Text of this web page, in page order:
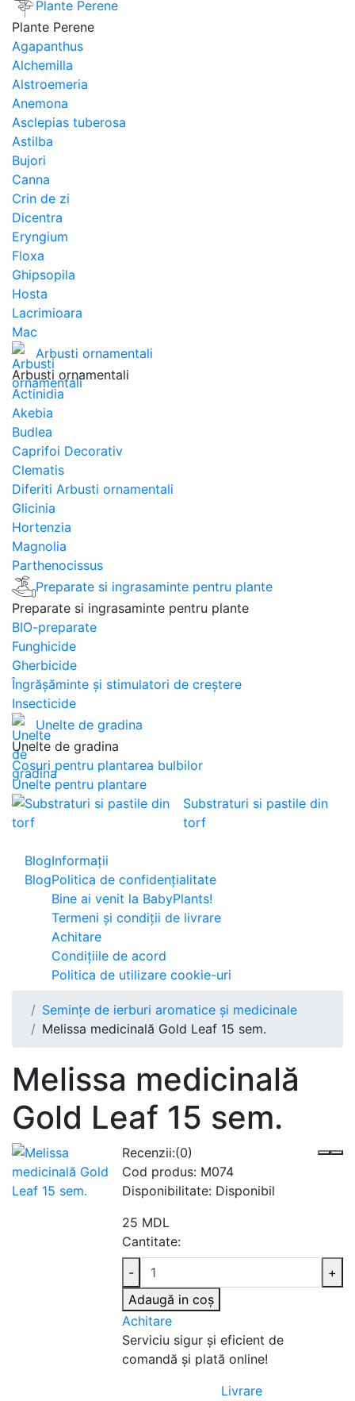
Plante Perene
Plante Perene
Agapanthus
Alchemilla
Alstroemeria
Anemona
Asclepias tuberosa
Astilba
Bujori
Canna
Crin de zi
Dicentra
Eryngium
Floxa
Ghipsopila
Hosta
Lacrimioara
Mac
Arbusti ornamentali
Arbusti ornamentali
Actinidia
Akebia
Budlea
Caprifoi Decorativ
Clematis
Diferiti Arbusti ornamentali
Glicinia
Hortenzia
Magnolia
Parthenocissus
Preparate si ingrasaminte pentru plante
Preparate si ingrasaminte pentru plante
BIO-preparate
Funghicide
Gherbicide
Îngrășăminte și stimulatori de creștere
Insecticide
Unelte de gradina
Unelte de gradina
Cosuri pentru plantarea bulbilor
Unelte pentru plantare
Substraturi si pastile din
torf
Blog
Blog
Informaţii
Politica de confidențialitate
Bine ai venit la BabyPlants!
Termeni și condiții de livrare
Achitare
Condițiile de acord
Politica de utilizare cookie-uri
Semințe de ierburi aromatice și medicinale
Melissa medicinală Gold Leaf 15 sem.
Melissa medicinală
Gold Leaf 15 sem.
Recenzii:(0)
Cod produs: M074
Disponibilitate: Disponibil
25 MDL
Cantitate:
-
+
Adaugă in coş
Achitare
Serviciu sigur şi eficient de
comandă şi plată online!
Livrare